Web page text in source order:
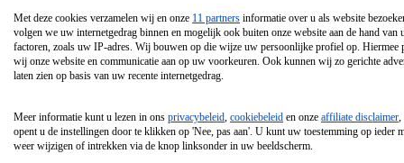
Schermgrootte 85 Inch
Schermgrootte 98 Inch
Tcl
Hd Led Tv
Met deze cookies verzamelen wij en onze 11 partners informatie over u als website
volgen we uw internetgedrag binnen en mogelijk ook buiten onze website aan de hand van
factoren, zoals uw IP-adres. Wij bouwen op die wijze uw persoonlijke profiel op. Hiermee
wij onze website en communicatie aan op uw voorkeuren. Ook kunnen wij zo gerichte
laten zien op basis van uw recente internetgedrag.
Meer informatie kunt u lezen in ons privacybeleid, cookiebeleid en onze affiliate disclaimer,
opent u de instellingen door te klikken op 'Nee, pas aan'. U kunt uw toestemming op ieder
weer wijzigen of intrekken via de knop linksonder in uw beeldscherm.